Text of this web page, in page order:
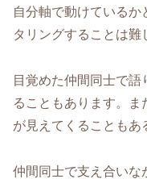
自分軸で動けているか
タリングすることは難
目覚めた仲間同士で語
ることもあります。
が見えてくることもあ
仲間同士で支え合いな